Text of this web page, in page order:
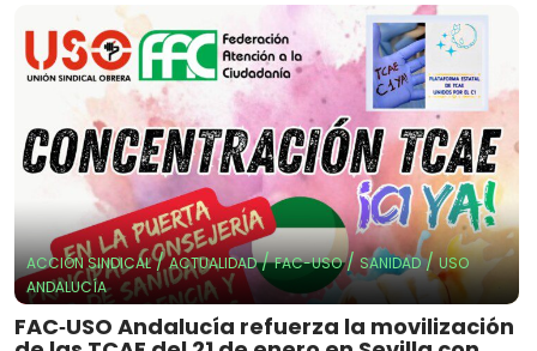
ACCIÓN SINDICAL/ACTUALIDAD/FAC-USO/SANIDAD/USO
ANDALUCÍA
FAC‑USO Andalucía refuerza la movilización